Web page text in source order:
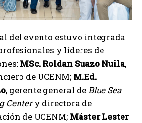
del evento estuvo integrada
y líderes de
MSc. Roldan Suazo Nuila,
de UCENM; M.Ed.
, gerente general de Blue Sea
Centery directora de
de UCENM; Máster Lester